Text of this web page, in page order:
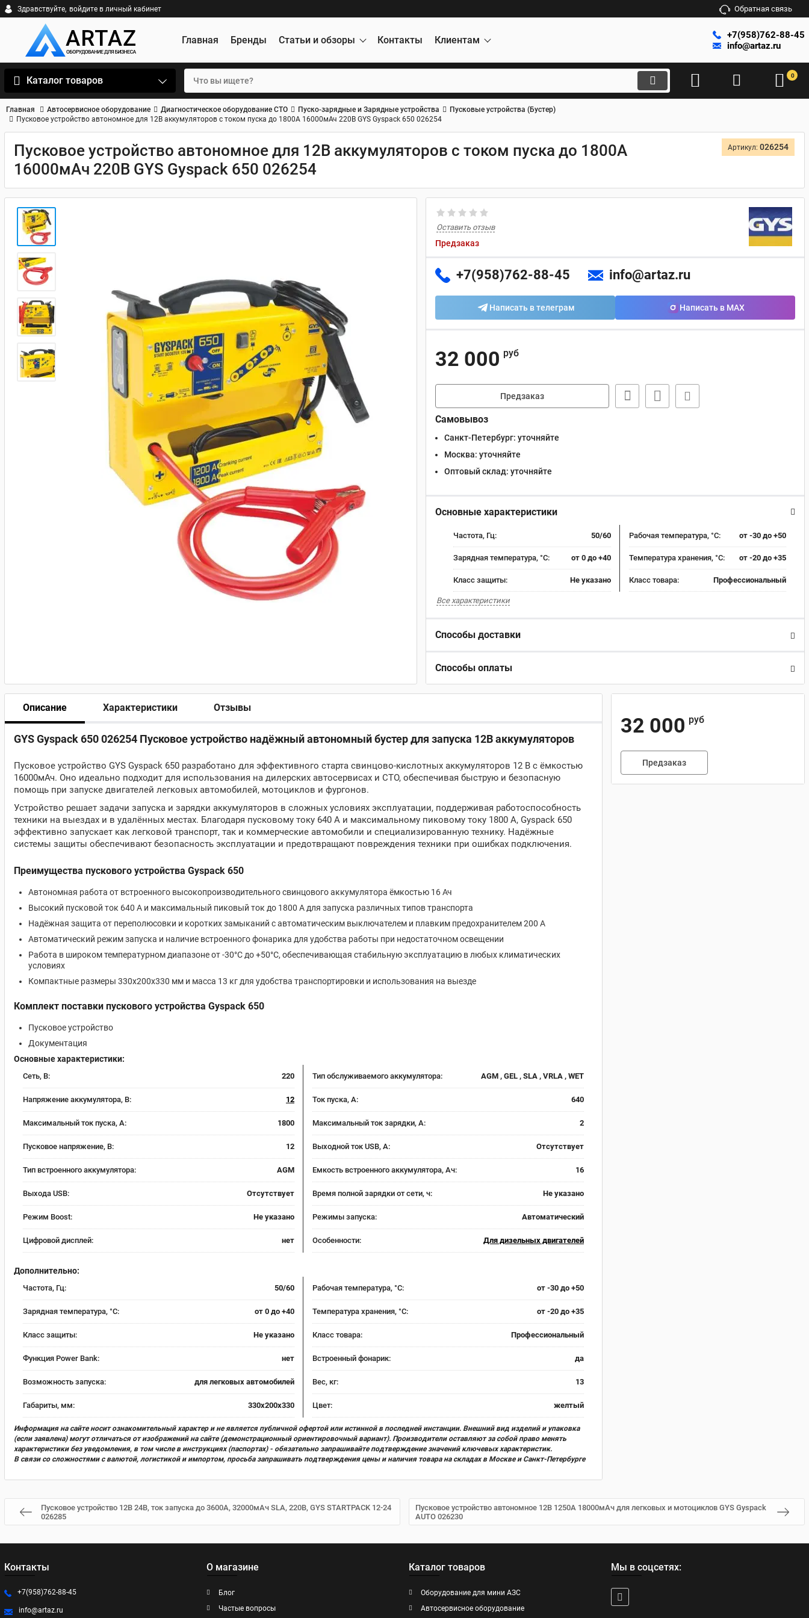
Здравствуйте, войдите в личный кабинет Обратная связь
Главная Бренды Статьи и обзоры Контакты Клиентам
+7(958)762-88-45
info@artaz.ru
Каталог товаров 0
Главная Автосервисное оборудование Диагностическое оборудование СТО Пуско-зарядные и Зарядные устройства
Пусковые устройства (Бустер)
Пусковое устройство автономное для 12В аккумуляторов с током пуска до 1800А 16000мАч 220В GYS Gyspack 650 026254
Пусковое устройство автономное для 12В аккумуляторов с током пуска до 1800А
16000мАч 220В GYS Gyspack 650 026254
Артикул: 026254
Оставить отзыв
Предзаказ
+7(958)762-88-45 info@artaz.ru
Написать в телеграм Написать в MAX
32 000 руб
Предзаказ
Самовывоз
Санкт-Петербург: уточняйте
Москва: уточняйте
Оптовый склад: уточняйте
Основные характеристики
Частота, Гц: 50/60 Рабочая температура, °C: от -30 до +50
Зарядная температура, °C: от 0 до +40 Температура хранения, °C: от -20 до +35
Класс защиты: Не указано Класс товара: Профессиональный
Все характеристики
Способы доставки
Способы оплаты
Описание Характеристики Отзывы
GYS Gyspack 650 026254 Пусковое устройство надёжный автономный бустер для запуска 12В аккумуляторов
Пусковое устройство GYS Gyspack 650 разработано для эффективного старта свинцово-кислотных аккумуляторов 12 В с ёмкостью
16000мАч. Оно идеально подходит для использования на дилерских автосервисах и СТО, обеспечивая быструю и безопасную
помощь при запуске двигателей легковых автомобилей, мотоциклов и фургонов.
Устройство решает задачи запуска и зарядки аккумуляторов в сложных условиях эксплуатации, поддерживая работоспособность
техники на выездах и в удалённых местах. Благодаря пусковому току 640 А и максимальному пиковому току 1800 А, Gyspack 650
эффективно запускает как легковой транспорт, так и коммерческие автомобили и специализированную технику. Надёжные
системы защиты обеспечивают безопасность эксплуатации и предотвращают повреждения техники при ошибках подключения.
Преимущества пускового устройства Gyspack 650
Автономная работа от встроенного высокопроизводительного свинцового аккумулятора ёмкостью 16 Ач
Высокий пусковой ток 640 А и максимальный пиковый ток до 1800 А для запуска различных типов транспорта
Надёжная защита от переполюсовки и коротких замыканий с автоматическим выключателем и плавким предохранителем 200 А
Автоматический режим запуска и наличие встроенного фонарика для удобства работы при недостаточном освещении
Работа в широком температурном диапазоне от -30°C до +50°C, обеспечивающая стабильную эксплуатацию в любых климатических
условиях
Компактные размеры 330x200x330 мм и масса 13 кг для удобства транспортировки и использования на выезде
Комплект поставки пускового устройства Gyspack 650
Пусковое устройство
Документация
Основные характеристики:
Сеть, В: 220 Тип обслуживаемого аккумулятора: AGM , GEL , SLA , VRLA , WET
Напряжение аккумулятора, В: 12 Ток пуска, А: 640
Максимальный ток пуска, А: 1800 Максимальный ток зарядки, А: 2
Пусковое напряжение, В: 12 Выходной ток USB, А: Отсутствует
Тип встроенного аккумулятора: AGM Емкость встроенного аккумулятора, Ач: 16
Выхода USB: Отсутствует Время полной зарядки от сети, ч: Не указано
Режим Boost: Не указано Режимы запуска: Автоматический
Цифровой дисплей: нет Особенности: Для дизельных двигателей
Дополнительно:
Частота, Гц: 50/60 Рабочая температура, °C: от -30 до +50
Зарядная температура, °C: от 0 до +40 Температура хранения, °C: от -20 до +35
Класс защиты: Не указано Класс товара: Профессиональный
Функция Power Bank: нет Встроенный фонарик: да
Возможность запуска: для легковых автомобилей Вес, кг: 13
Габариты, мм: 330x200x330 Цвет: желтый
Информация на сайте носит ознакомительный характер и не является публичной офертой или истинной в последней инстанции. Внешний вид изделий и упаковка
(если заявлена) могут отличаться от изображений на сайте (демонстрационный ориентировочный вариант). Производители оставляют за собой право менять
характеристики без уведомления, в том числе в инструкциях (паспортах) - обязательно запрашивайте подтверждение значений ключевых характеристик.
В связи со сложностями с валютой, логистикой и импортом, просьба запрашивать подтверждения цены и наличия товара на складах в Москве и Санкт-Петербурге
32 000 руб
Предзаказ
Пусковое устройство 12В 24В, ток запуска до 3600А, 32000мАч SLA, 220В, GYS STARTPACK 12-24
026285
Пусковое устройство автономное 12В 1250А 18000мАч для легковых и мотоциклов GYS Gyspack
AUTO 026230
Контакты
+7(958)762-88-45
info@artaz.ru
О магазине
Блог
Частые вопросы
Каталог товаров
Оборудование для мини АЗС
Автосервисное оборудование
Мы в соцсетях: